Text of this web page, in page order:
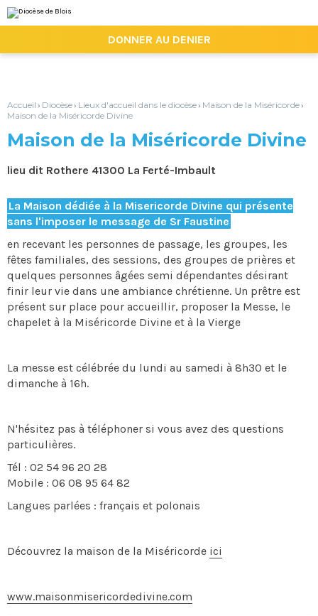
au
contenu.
la
personnels
DONNER AU DENIER
Accueil › Diocèse› Lieux d'accueil dans le diocèse› Maison de la Miséricorde›
Maison de la Miséricorde Divine
Maison de la Miséricorde Divine
lieu dit Rothere 41300 La Ferté-Imbault
La Maison dédiée à la Misericorde Divine qui présente
sans l'imposer le message de Sr Faustine
en recevant les personnes de passage, les groupes, les
fêtes familiales, des sessions, des groupes de prières et
quelques personnes âgées semi dépendantes désirant
finir leur vie dans une ambiance chrétienne. Un prêtre est
présent sur place pour accueillir, proposer la Messe, le
chapelet à la Miséricorde Divine et à la Vierge
La messe est célébrée du lundi au samedi à 8h30 et le
dimanche à 16h.
N'hésitez pas à téléphoner si vous avez des questions
particulières.
Tél : 02 54 96 20 28
Mobile : 06 08 95 64 82
Langues parlées : français et polonais
Découvrez la maison de la Miséricorde ici
www.maisonmisericordedivine.com